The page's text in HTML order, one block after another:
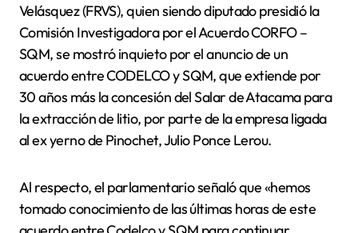
Velásquez (FRVS), quien siendo diputado presidió la
Comisión Investigadora por el Acuerdo CORFO –
SQM, se mostró inquieto por el anuncio de un
acuerdo entre CODELCO y SQM, que extiende por
30 años más la concesión del Salar de Atacama para
la extracción de litio, por parte de la empresa ligada
al ex yerno de Pinochet, Julio Ponce Lerou.
Al respecto, el parlamentario señaló que «hemos
tomado conocimiento de las últimas horas de este